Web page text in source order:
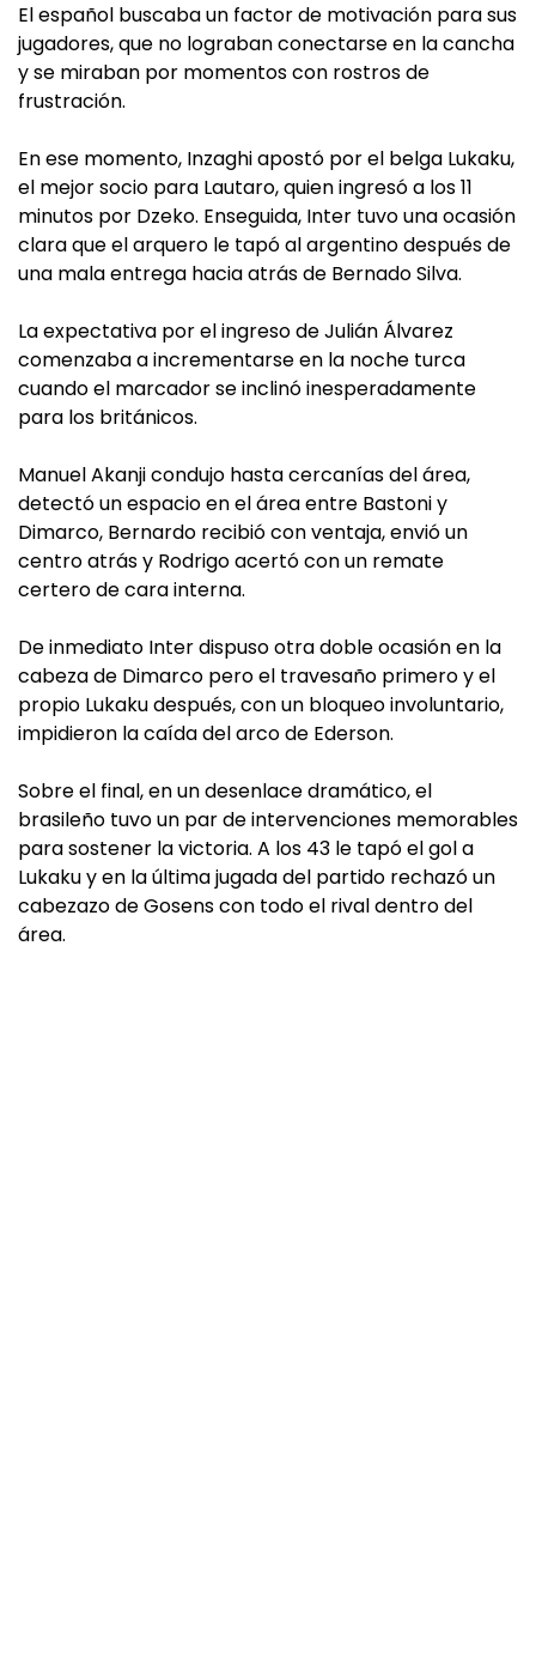
El español buscaba un factor de motivación para sus
jugadores, que no lograban conectarse en la cancha
y se miraban por momentos con rostros de
frustración.
En ese momento, Inzaghi apostó por el belga Lukaku,
el mejor socio para Lautaro, quien ingresó a los 11
minutos por Dzeko. Enseguida, Inter tuvo una ocasión
clara que el arquero le tapó al argentino después de
una mala entrega hacia atrás de Bernado Silva.
La expectativa por el ingreso de Julián Álvarez
comenzaba a incrementarse en la noche turca
cuando el marcador se inclinó inesperadamente
para los británicos.
Manuel Akanji condujo hasta cercanías del área,
detectó un espacio en el área entre Bastoni y
Dimarco, Bernardo recibió con ventaja, envió un
centro atrás y Rodrigo acertó con un remate
certero de cara interna.
De inmediato Inter dispuso otra doble ocasión en la
cabeza de Dimarco pero el travesaño primero y el
propio Lukaku después, con un bloqueo involuntario,
impidieron la caída del arco de Ederson.
Sobre el final, en un desenlace dramático, el
brasileño tuvo un par de intervenciones memorables
para sostener la victoria. A los 43 le tapó el gol a
Lukaku y en la última jugada del partido rechazó un
cabezazo de Gosens con todo el rival dentro del
área.